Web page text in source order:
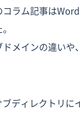
ラム記事は
メインの違い
ディレクトリ